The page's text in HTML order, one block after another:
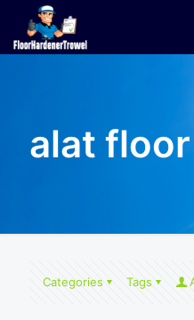
alat
Categories Tags